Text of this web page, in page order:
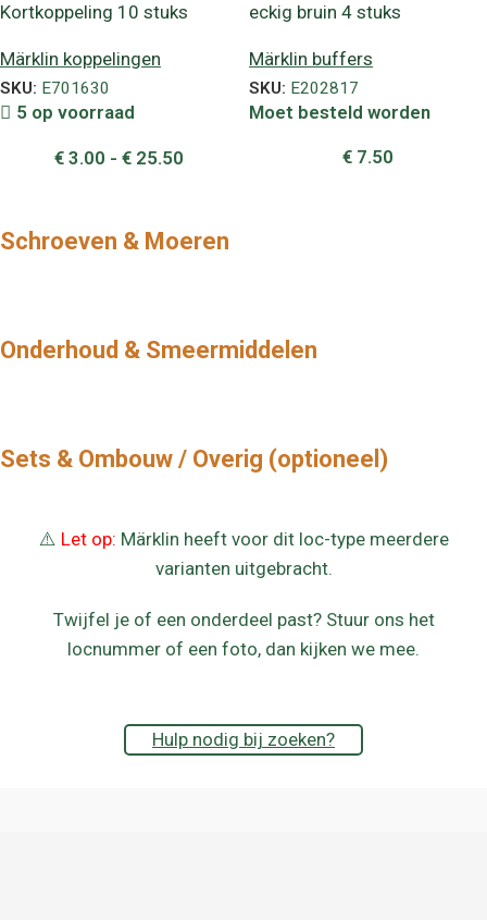
Kortkoppeling 10 stuks
Märklin koppelingen
SKU: E701630
5 op voorraad
€ 3.00 - € 25.50
eckig bruin 4 stuks
Märklin buffers
SKU: E202817
Moet besteld worden
€ 7.50
Schroeven & Moeren
Onderhoud & Smeermiddelen
Sets & Ombouw / Overig (optioneel)
⚠️ Let op: Märklin heeft voor dit loc-type meerdere
varianten uitgebracht.
Twijfel je of een onderdeel past? Stuur ons het
locnummer of een foto, dan kijken we mee.
Hulp nodig bij zoeken?